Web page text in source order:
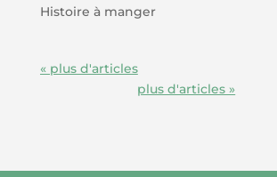
Histoire à manger
« Entrées précédentes